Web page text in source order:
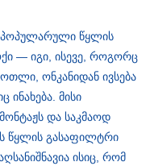
წყლის
— იგი, ისევე, როგორც
ონკანიდან ივსება
ინახება. მისი
და საკმაოდ
წყლის გასაფილტრი
ისიც, რომ